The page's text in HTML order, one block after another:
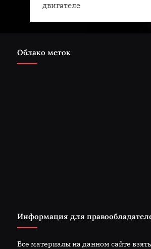
двигателе
Облако меток
Информация для
Все материалы на данном сайте